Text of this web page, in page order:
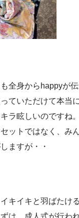
全身からhappyが
ていただけて本当
ラ眩しいのですね
ットではなく、み
ますが・・
キイキと羽ばたけ
は、成人式が行わ